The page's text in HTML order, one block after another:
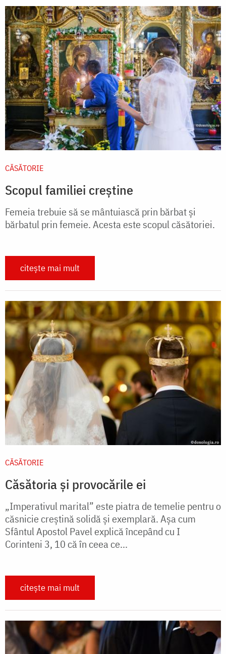
CĂSĂTORIE
Scopul familiei creștine
Femeia trebuie să se mântuiască prin bărbat și
bărbatul prin femeie. Acesta este scopul căsătoriei.
citește mai mult
CĂSĂTORIE
Căsătoria și provocările ei
„Imperativul marital” este piatra de temelie pentru o
căsnicie creştină solidă şi exemplară. Aşa cum
Sfântul Apostol Pavel explică începând cu I
Corinteni 3, 10 că în ceea ce...
citește mai mult